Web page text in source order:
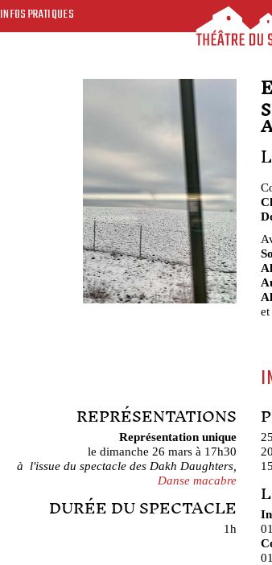
INFOS PRATIQUES
et
REPRÉSENTATIONS
Représentation unique
le dimanche 26 mars à 17h30
à l'issue du spectacle des Dakh Daughters,
Danse macabre
DURÉE DU SPECTACLE
1h